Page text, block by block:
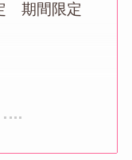
期間限定